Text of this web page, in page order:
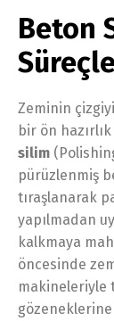
Beton
Zeminin
bir ön
silim
pürüzlenmiş
tıraşlanarak
yapılmadan
kalkmaya
öncesinde
makineleriyle